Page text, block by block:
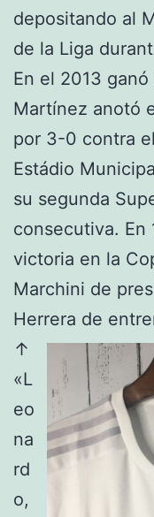
depositando al
de la Liga
En el 2013
Martínez anotó
por 3-0 contra
Estádio
su segunda
consecutiva. En
victoria en la
Marchini de
Herrera de
↑
«L
eo
na
rd
o,